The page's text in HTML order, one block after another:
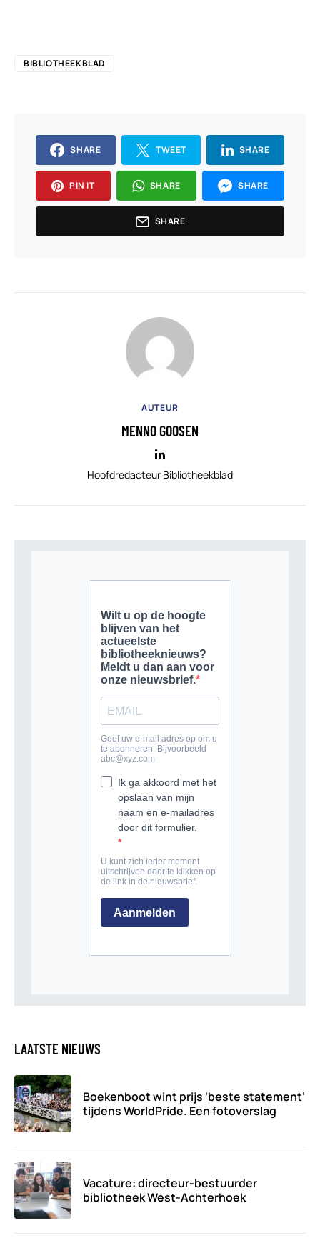
BIBLIOTHEEKBLAD
SHARE TWEET SHARE
PIN IT SHARE SHARE
SHARE
AUTEUR
MENNO GOOSEN
Hoofdredacteur Bibliotheekblad
LAATSTE NIEUWS
Boekenboot wint prijs ‘beste statement’
tijdens WorldPride. Een fotoverslag
Vacature: directeur-bestuurder
bibliotheek West-Achterhoek